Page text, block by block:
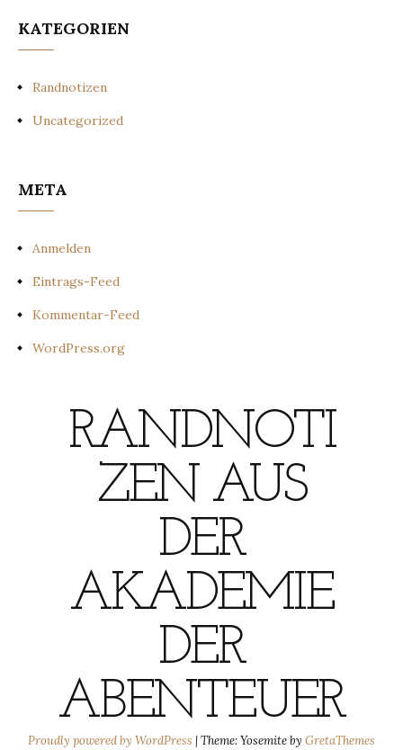
KATEGORIEN
Randnotizen
Uncategorized
META
Anmelden
Eintrags-Feed
Kommentar-Feed
WordPress.org
RANDNOTI
ZEN AUS
DER
AKADEMIE
DER
ABENTEUER
Proudly powered by WordPress |Theme: Yosemite by GretaThemes